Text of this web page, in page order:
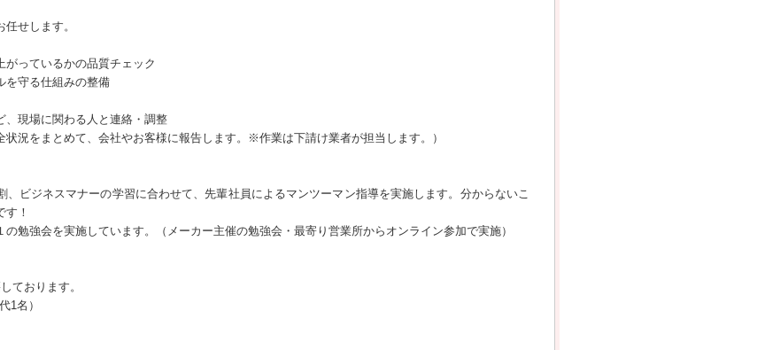
せします。
がっているかの品質チェック
を守る仕組みの整備
、現場に関わる人と連絡・調整
状況をまとめて、会社やお客様に報告します。※作業は下請け業者が担当します。）
、ビジネスマナーの学習に合わせて、先輩社員によるマンツーマン指導を実施します。分からないこ
す！
勉強会を実施しています。（メーカー主催の勉強会・最寄り営業所からオンライン参加で実施）
ております。
名）